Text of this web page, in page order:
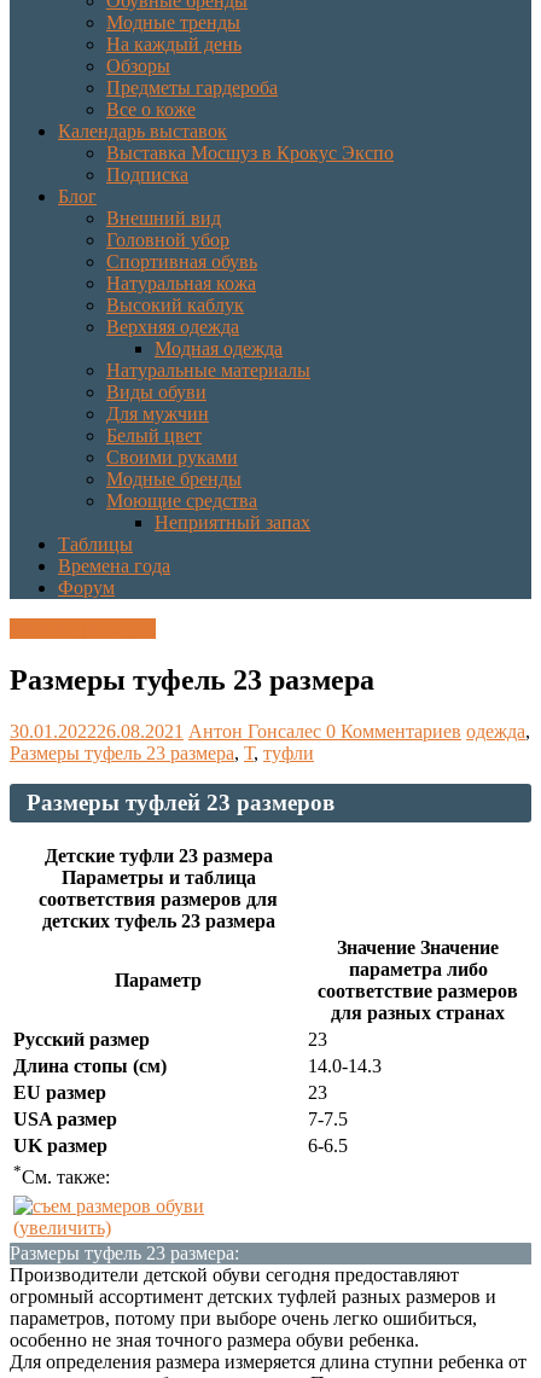
Модные тренды
На каждый день
Обзоры
Предметы гардероба
Все о коже
Календарь выставок
Выставка Мосшуз в Крокус Экспо
Подписка
Блог
Внешний вид
Головной убор
Спортивная обувь
Натуральная кожа
Высокий каблук
Верхняя одежда
Модная одежда
Натуральные материалы
Виды обуви
Для мужчин
Белый цвет
Своими руками
Модные бренды
Моющие средства
Неприятный запах
Таблицы
Времена года
Форум
Размеры туфель 23 размера
30.01.202226.08.2021 Антон Гонсалес 0 Комментариев одежда,
Размеры туфель 23 размера, Т, туфли
Размеры туфлей 23 размеров
Детские туфли 23 размера
Параметры и таблица
соответствия размеров для
детских туфель 23 размера
Параметр
Значение Значение
параметра либо
соответствие размеров
для разных странах
Русский размер
23
Длина стопы (см)
14.0-14.3
EU размер
23
USA размер
7-7.5
UK размер
6-6.5
*См. также:
(увеличить)
Размеры туфель 23 размера:
Производители детской обуви сегодня предоставляют
огромный ассортимент детских туфлей разных размеров и
параметров, потому при выборе очень легко ошибиться,
особенно не зная точного размера обуви ребенка.
Для определения размера измеряется длина ступни ребенка от